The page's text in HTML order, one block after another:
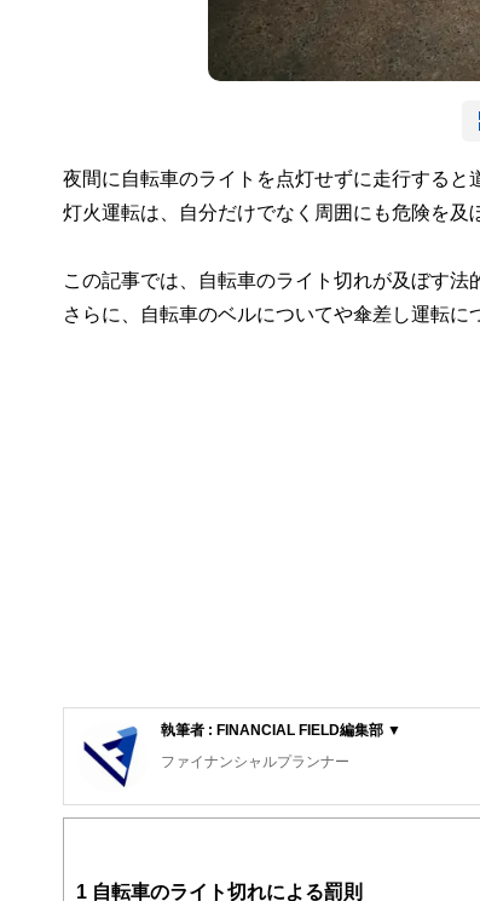
夜間に自転車のライトを点灯せずに走行する
灯火運転は、自分だけでなく周囲にも危険を及
この記事では、自転車のライト切れが及ぼす
さらに、自転車のベルについてや傘差し運転に
執筆者 : FINANCIAL FIELD編集部 ▼
ファイナンシャルプランナー
FinancialField編集部は、金融、経済に関する記
案から記事掲載まですべての工程に関わること
1 自転車のライト切れによる罰則